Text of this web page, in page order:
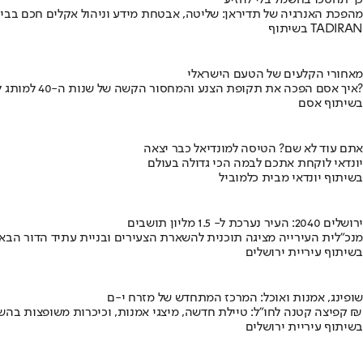
מהפכת האנרגיה של תדיראן: שליטה, אבטחת מידע וניהול אקלים חכם
בשיתוף TADIRAN
מאחורי הקלעים של הטעם הישראלי
איך אסם הפכה את תקופת הצנע והמחסור הקשה של שנות ה-40 למותג לאומי?
בשיתוף אסם
אתם עוד לא שם? הטיסה למונדיאל כבר יצאה
יונדאי לוקחת אתכם לבמה הכי גדולה בעולם
בשיתוף יונדאי מבית כלמוביל
ירושלים 2040: העיר נערכת ל- 1.5 מליון תושבים
מנכ"לית העירייה מציגה תוכנית להשארת הצעירים ובניית עתיד הדור
בשיתוף עיריית ירושלים
שופינג, אמנות ואוכל: המרכז המתחדש של מזרח י-ם
קפיצה קטנה לחו"ל: טיילת חדשה, מיצגי אמנות, וכיכרות משופצות בהשקעה של 100 מיליון ₪
בשיתוף עיריית ירושלים